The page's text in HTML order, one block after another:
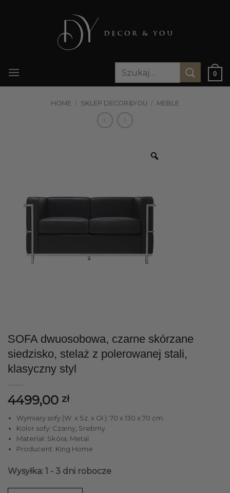
Szukaj:
0
HOME / SKLEP DECOR&YOU / MEBLE
SOFA dwuosobowa, czarne skórzane
siedzisko, stelaż z polerowanej stali,
klasyczny styl
4499,00 zł
Wymiary sofy (W. x Sz. x Gł.): 70 x 130 x 70 cm
Kolor sofy: Czarny, Srebrny
Materiał: Skóra, Metal
Producent: King Home
Wysyłka: 1 - 3 dni robocze